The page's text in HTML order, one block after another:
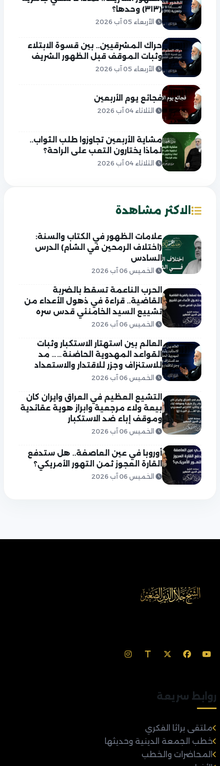
(٣١٣) وحدها؟
الأربعاء 05 آب 2026
حراك المشرقيين.. بين قسوة الابتلاء
وثبات الموقف قبل الظهور الشريف
الأربعاء 05 آب 2026
فجائع يوم الأربعين
الثلاثاء 04 آب 2026
مشاية الأربعين تجاوزوا طلب الثواب..
لماذا يختارون التعب على الراحة؟
الثلاثاء 04 آب 2026
الاكثر مشاهدة
علامات الظهور في الكتاب والسنة:
(اختلاف الرمحين في الشام) الدرس
السادس
الخميس 06 آب 2026
الحرب الناعمة تسقط بالضربة
القاضية.. قراءة في ذهول الأعداء من
تشييع السيد الخامنئي قدس سره
الخميس 06 آب 2026
العالم بين استهتار الاستكبار وثبات
القواعد المهدوية الحاضنة…… مد
للاستنزاف وجزر للاقتدار والاستعداد
الخميس 06 آب 2026
التشيع العظيم في العراق وايران كان
بيعة ولاء مرجعية وابراز هوية عقائدية
وموقف إباء ضد الاستكبار
الخميس 06 آب 2026
أوروبا في عين العاصفة.. هل ستدفع
القارة العجوز ثمن التهور الأمريكي؟
الخميس 06 آب 2026
روابط سريعة
ملتقى براثا الفكري
خطب الجمعة الدينية وحديثها
المحاضرات والخطب